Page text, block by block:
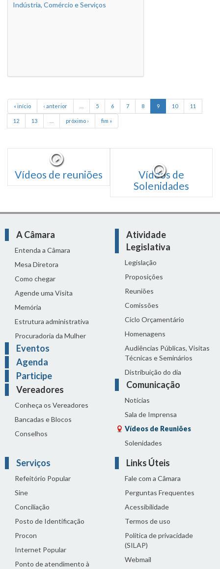
Indústria, Comércio e Serviços
« início ‹ anterior 5 6 7 8 9 10 11
12 13 próximo › fim »
Vídeos de reuniões
Vídeos de
Solenidades
A Câmara
Entenda a Câmara
Mesa Diretora
Como chegar
Agende uma Visita
Memória
Estrutura administrativa
Procuradoria da Mulher
Eventos
Agenda
Participe
Vereadores
Conheça os Vereadores
Bancadas e Blocos
Conselhos
Atividade
Legislativa
Legislação
Proposições
Reuniões
Comissões
Ciclo Orçamentário
Homenagens
Audiências Públicas, Visitas
Técnicas e Seminários
Distribuição do dia
Comunicação
Notícias
Sala de Imprensa
Vídeos de Reuniões
Solenidades
Serviços
Refeitório Popular
Sine
Conciliação
Posto de Identificação
Procon
Internet Popular
Ponto de atendimento à
Links Úteis
Fale com a Câmara
Perguntas Frequentes
Acessibilidade
Termos de uso
Política de privacidade
(SILAP)
Webmail